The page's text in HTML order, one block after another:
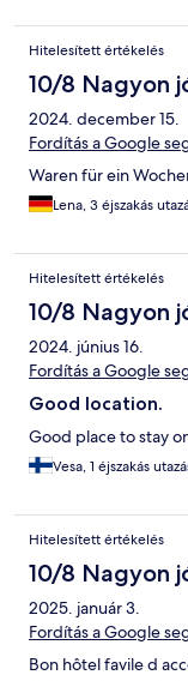
Hitelesített értékelés
10/8 Nagyon
2024. december 15.
Fordítás a Google
Waren für ein
Lena, 3 éjszakás
Hitelesített értékelés
10/8 Nagyon
2024. június 16.
Fordítás a Google
Good location.
Good place to stay
Vesa, 1 éjszakás
Hitelesített értékelés
10/8 Nagyon
2025. január 3.
Fordítás a Google
Bon hôtel favile d